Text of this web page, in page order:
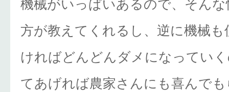
機械がいっぱいあるので、そん
方が教えてくれるし、逆に機械
ければどんどんダメになってい
てあげれば農家さんにも喜んで